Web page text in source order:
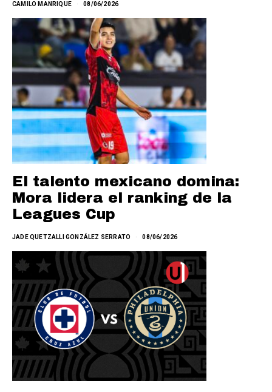
CAMILO MANRIQUE 08/06/2026
El talento mexicano domina:
Mora lidera el ranking de la
Leagues Cup
JADE QUETZALLI GONZÁLEZ SERRATO 08/06/2026